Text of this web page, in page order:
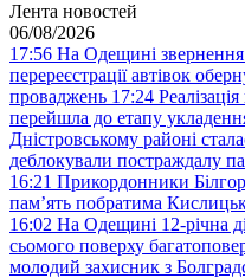
Лента новостей
06/08/2026
17:56 На Одещині
перереєстрації автівок
проваджень 17:24
перейшла до етапу
Дністровському районі
деблокували постраждалу
16:21 Прикордонники
пам’ять побратима
16:02 На Одещині 12-річна
сьомого поверху
молодий захисник з